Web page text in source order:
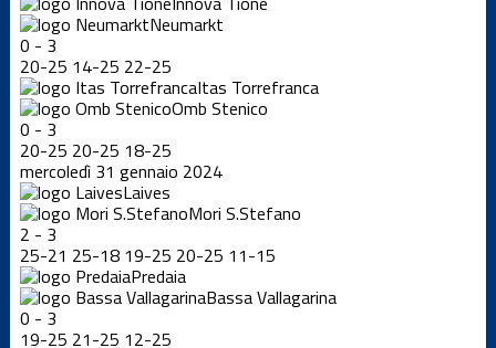
Neumarkt
0 - 3
20-25 14-25 22-25
Itas Torrefranca
Omb Stenico
0 - 3
20-25 20-25 18-25
mercoledì 31 gennaio 2024
Laives
Mori S.Stefano
2 - 3
25-21 25-18 19-25 20-25 11-15
Predaia
Bassa Vallagarina
0 - 3
19-25 21-25 12-25